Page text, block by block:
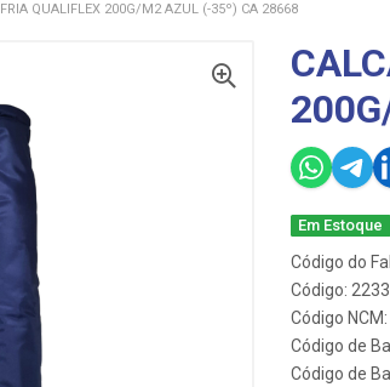
QUALIFLEX 200G/M2 AZUL (-35º) CA 28668
Em Estoque
Código do
Código:
Código
Código de
Código de